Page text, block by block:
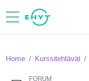
Side panel
Home Kurssitehtävät
FORUM